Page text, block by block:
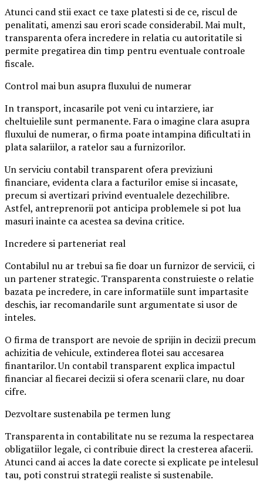
Atunci cand stii exact ce taxe platesti si de ce, riscul de
penalitati, amenzi sau erori scade considerabil. Mai mult,
transparenta ofera incredere in relatia cu autoritatile si
permite pregatirea din timp pentru eventuale controale
fiscale.
Control mai bun asupra fluxului de numerar
In transport, incasarile pot veni cu intarziere, iar
cheltuielile sunt permanente. Fara o imagine clara asupra
fluxului de numerar, o firma poate intampina dificultati in
plata salariilor, a ratelor sau a furnizorilor.
Un serviciu contabil transparent ofera previziuni
financiare, evidenta clara a facturilor emise si incasate,
precum si avertizari privind eventualele dezechilibre.
Astfel, antreprenorii pot anticipa problemele si pot lua
masuri inainte ca acestea sa devina critice.
Incredere si parteneriat real
Contabilul nu ar trebui sa fie doar un furnizor de servicii, ci
un partener strategic. Transparenta construieste o relatie
bazata pe incredere, in care informatiile sunt impartasite
deschis, iar recomandarile sunt argumentate si usor de
inteles.
O firma de transport are nevoie de sprijin in decizii precum
achizitia de vehicule, extinderea flotei sau accesarea
finantarilor. Un contabil transparent explica impactul
financiar al fiecarei decizii si ofera scenarii clare, nu doar
cifre.
Dezvoltare sustenabila pe termen lung
Transparenta in contabilitate nu se rezuma la respectarea
obligatiilor legale, ci contribuie direct la cresterea afacerii.
Atunci cand ai acces la date corecte si explicate pe intelesul
tau, poti construi strategii realiste si sustenabile.